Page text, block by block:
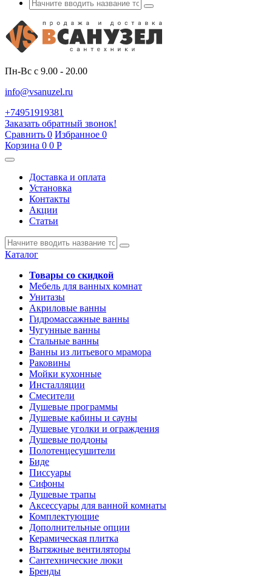
Пн-Вс с 9.00 - 20.00
info@vsanuzel.ru
+74951919381
Заказать обратный звонок!
Сравнить 0 Избранное 0
Корзина 0 0 Р
Доставка и оплата
Установка
Контакты
Акции
Статьи
Каталог
Товары со скидкой
Мебель для ванных комнат
Унитазы
Акриловые ванны
Гидромассажные ванны
Чугунные ванны
Стальные ванны
Ванны из литьевого мрамора
Раковины
Мойки кухонные
Инсталляции
Смесители
Душевые программы
Душевые кабины и сауны
Душевые уголки и ограждения
Душевые поддоны
Полотенцесушители
Биде
Писсуары
Сифоны
Душевые трапы
Аксессуары для ванной комнаты
Комплектующие
Дополнительные опции
Керамическая плитка
Вытяжные вентиляторы
Сантехнические люки
Бренды